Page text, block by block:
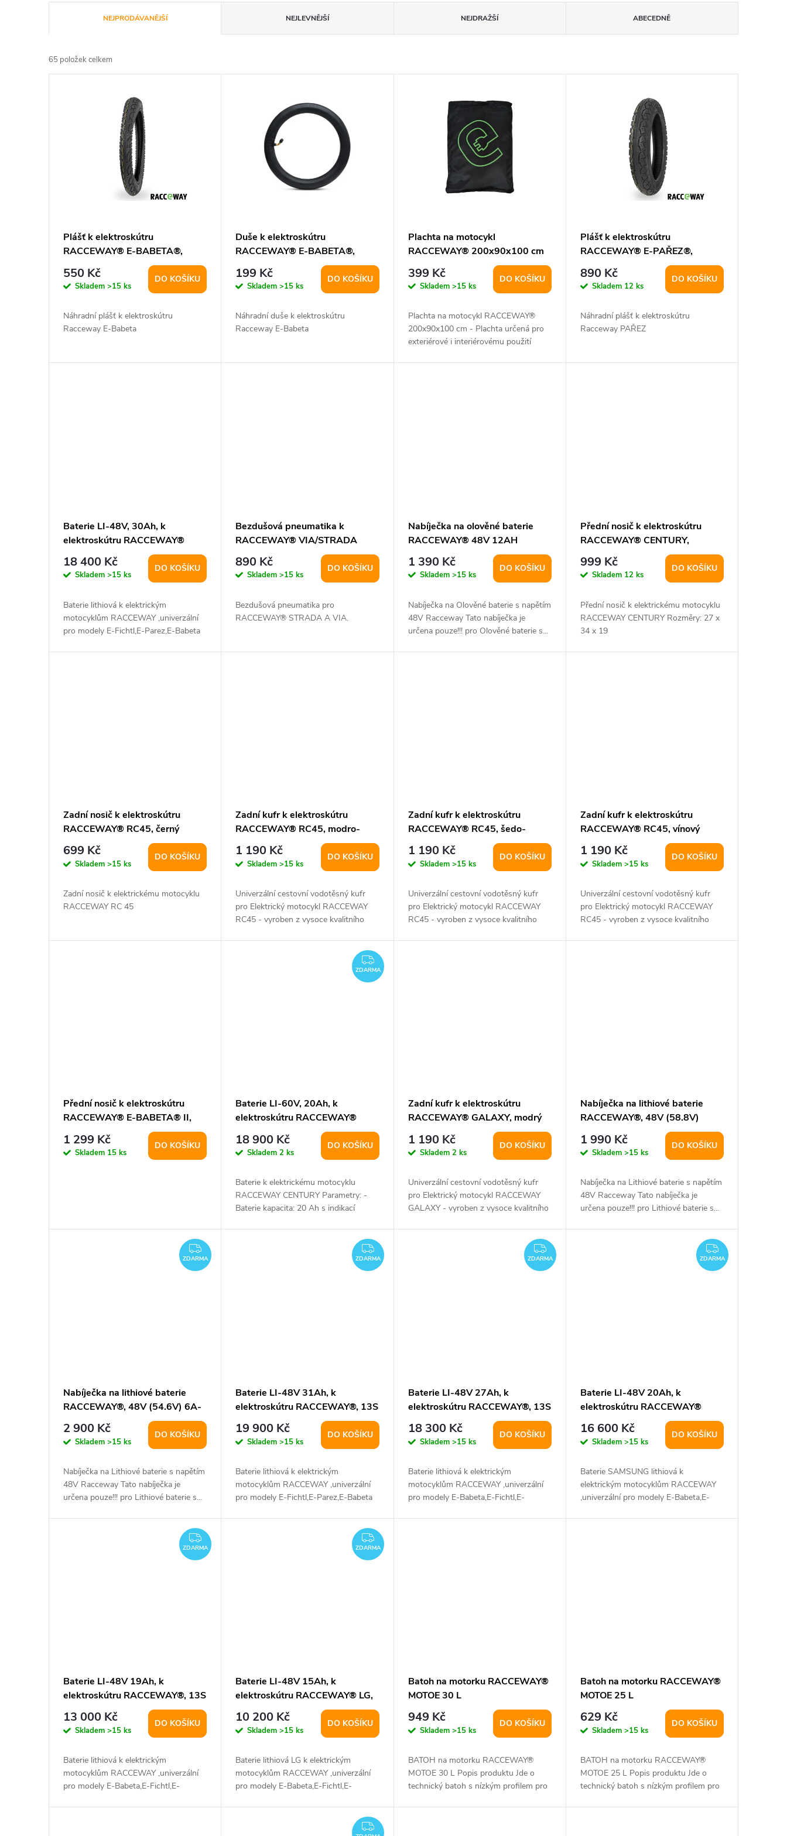
a
z
t
NEJPRODÁVANĚJŠÍ NEJLEVNĚJŠÍ NEJDRAŽŠÍ ABECEDNĚ
65 položek celkem
Plášť k elektroskútru
RACCEWAY® E-BABETA®,
rozměr 18x2,5"
550 Kč
Skladem >15 ks
DO KOŠÍKU
Náhradní plášť k elektroskútru
Racceway E-Babeta
Duše k elektroskútru
RACCEWAY® E-BABETA®,
rozměr 18x2,5"
199 Kč
Skladem>15 ks
DO KOŠÍKU
Náhradní duše k elektroskútru
Racceway E-Babeta
Plachta na motocykl
RACCEWAY® 200x90x100 cm
399 Kč
Skladem >15 ks
DO KOŠÍKU
Plachta na motocykl RACCEWAY®
200x90x100 cm - Plachta určená pro
exteriérové i interiérovému použití
Plášť k elektroskútru
RACCEWAY® E-PAŘEZ®,
rozměr 16x3"
890 Kč
Skladem 12 ks
DO KOŠÍKU
Náhradní plášť k elektroskútru
Racceway PAŘEZ
Baterie LI-48V, 30Ah, k
elektroskútru RACCEWAY®
18 400 Kč
Skladem >15 ks
DO KOŠÍKU
Baterie lithiová k elektrickým
motocyklům RACCEWAY ,univerzální
pro modely E-Fichtl,E-Parez,E-Babeta
Bezdušová pneumatika k
RACCEWAY® VIA/STRADA
890 Kč
Skladem>15 ks
DO KOŠÍKU
Bezdušová pneumatika pro
RACCEWAY® STRADA A VIA.
Nabíječka na olověné baterie
RACCEWAY® 48V 12AH
1 390 Kč
Skladem >15 ks
DO KOŠÍKU
Nabíječka na Olověné baterie s napětím
48V Racceway Tato nabíječka je
určena pouze!!! pro Olověné baterie s...
Přední nosič k elektroskútru
RACCEWAY® CENTURY,
chromový
999 Kč
Skladem 12 ks
DO KOŠÍKU
Přední nosič k elektrickému motocyklu
RACCEWAY CENTURY Rozměry: 27 x
34 x 19
Zadní nosič k elektroskútru
RACCEWAY® RC45, černý
699 Kč
Skladem >15 ks
DO KOŠÍKU
Zadní nosič k elektrickému motocyklu
RACCEWAY RC 45
Zadní kufr k elektroskútru
RACCEWAY® RC45, modro-
zelený
1 190 Kč
Skladem>15 ks
DO KOŠÍKU
Univerzální cestovní vodotěsný kufr
pro Elektrický motocykl RACCEWAY
RC45 - vyroben z vysoce kvalitního
Zadní kufr k elektroskútru
RACCEWAY® RC45, šedo-
oranžový
1 190 Kč
Skladem >15 ks
DO KOŠÍKU
Univerzální cestovní vodotěsný kufr
pro Elektrický motocykl RACCEWAY
RC45 - vyroben z vysoce kvalitního
Zadní kufr k elektroskútru
RACCEWAY® RC45, vínový
1 190 Kč
Skladem >15 ks
DO KOŠÍKU
Univerzální cestovní vodotěsný kufr
pro Elektrický motocykl RACCEWAY
RC45 - vyroben z vysoce kvalitního
Přední nosič k elektroskútru
RACCEWAY® E-BABETA® II,
černý
1 299 Kč
Skladem 15 ks
DO KOŠÍKU
ZDARMA
ZDARMA
Baterie LI-60V, 20Ah, k
elektroskútru RACCEWAY®
CENTURY
18 900 Kč
Skladem2 ks
DO KOŠÍKU
Baterie k elektrickému motocyklu
RACCEWAY CENTURY Parametry: -
Baterie kapacita: 20 Ah s indikací
Zadní kufr k elektroskútru
RACCEWAY® GALAXY, modrý
1 190 Kč
Skladem 2 ks
DO KOŠÍKU
Univerzální cestovní vodotěsný kufr
pro Elektrický motocykl RACCEWAY
GALAXY - vyroben z vysoce kvalitního
Nabíječka na lithiové baterie
RACCEWAY®, 48V (58.8V)
3.5A-14S
1 990 Kč
Skladem >15 ks
DO KOŠÍKU
Nabíječka na Lithiové baterie s napětím
48V Racceway Tato nabíječka je
určena pouze!!! pro Lithiové baterie s...
ZDARMA
ZDARMA
Nabíječka na lithiové baterie
RACCEWAY®, 48V (54.6V) 6A-
13S
2 900 Kč
Skladem >15 ks
DO KOŠÍKU
Nabíječka na Lithiové baterie s napětím
48V Racceway Tato nabíječka je
určena pouze!!! pro Lithiové baterie s...
ZDARMA
ZDARMA
Baterie LI-48V 31Ah, k
elektroskútru RACCEWAY®, 13S
12P
19 900 Kč
Skladem>15 ks
DO KOŠÍKU
Baterie lithiová k elektrickým
motocyklům RACCEWAY ,univerzální
pro modely E-Fichtl,E-Parez,E-Babeta
ZDARMA
ZDARMA
Baterie LI-48V 27Ah, k
elektroskútru RACCEWAY®, 13S
6P
18 300 Kč
Skladem >15 ks
DO KOŠÍKU
Baterie lithiová k elektrickým
motocyklům RACCEWAY ,univerzální
pro modely E-Babeta,E-Fichtl,E-
ZDARMA
ZDARMA
Baterie LI-48V 20Ah, k
elektroskútru RACCEWAY®
Samsung, 14S 4P
16 600 Kč
Skladem >15 ks
DO KOŠÍKU
Baterie SAMSUNG lithiová k
elektrickým motocyklům RACCEWAY
,univerzální pro modely E-Babeta,E-
ZDARMA
ZDARMA
Baterie LI-48V 19Ah, k
elektroskútru RACCEWAY®, 13S
4P
13 000 Kč
Skladem >15 ks
DO KOŠÍKU
Baterie lithiová k elektrickým
motocyklům RACCEWAY ,univerzální
pro modely E-Babeta,E-Fichtl,E-
ZDARMA
ZDARMA
Baterie LI-48V 15Ah, k
elektroskútru RACCEWAY® LG,
13S 3P
10 200 Kč
Skladem>15 ks
DO KOŠÍKU
Baterie lithiová LG k elektrickým
motocyklům RACCEWAY ,univerzální
pro modely E-Babeta,E-Fichtl,E-
Batoh na motorku RACCEWAY®
MOTOE 30 L
949 Kč
Skladem >15 ks
DO KOŠÍKU
BATOH na motorku RACCEWAY®
MOTOE 30 L Popis produktu Jde o
technický batoh s nízkým profilem pro
Batoh na motorku RACCEWAY®
MOTOE 25 L
629 Kč
Skladem >15 ks
DO KOŠÍKU
BATOH na motorku RACCEWAY®
MOTOE 25 L Popis produktu Jde o
technický batoh s nízkým profilem pro
ZDARMA